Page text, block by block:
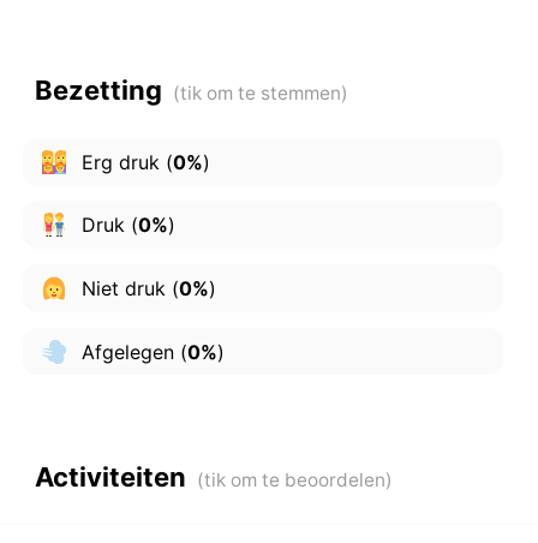
Bezetting
Erg druk (0%)
Druk(0%)
Niet druk (0%)
Afgelegen(0%)
Activiteiten